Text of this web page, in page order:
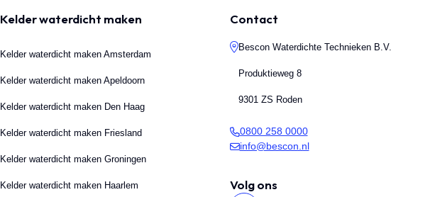
Kelder waterdicht maken
Kelder waterdicht maken Amsterdam
Kelder waterdicht maken Apeldoorn
Kelder waterdicht maken Den Haag
Kelder waterdicht maken Friesland
Kelder waterdicht maken Groningen
Kelder waterdicht maken Haarlem
Contact
Bescon Waterdichte Technieken B.V.
Produktieweg 8
9301 ZS Roden
0800 258 0000
info@bescon.nl
Volg ons